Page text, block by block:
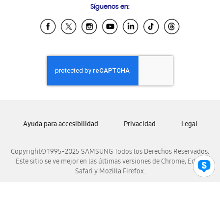
Samsung Ecuador
Samsung El Salvador
Samsung Honduras
Samsung Nicaragua
Samsung Panamá
Samsung Venezuela
Síguenos en:
Copyright© 1995-2025 SAMSUNG Todos los Derechos Reservados.
Este sitio se ve mejor en las últimas versiones de Chrome, Edge,
Safari y Mozilla Firefox.
Ayuda para accesibilidad Privacidad Legal